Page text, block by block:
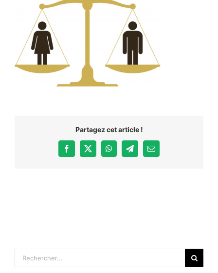
Partagez cet article !
Facebook
X WhatsAppTelegramEmail
Rechercher: